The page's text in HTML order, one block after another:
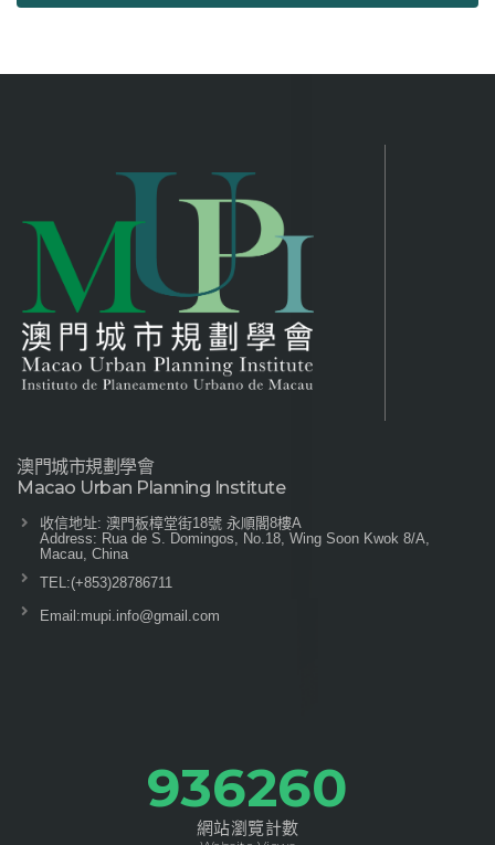
澳門城市規劃學會
Macao Urban Planning Institute
收信地址: 澳門板樟堂街18號 永順閣8樓A
Address: Rua de S. Domingos, No.18, Wing Soon Kwok 8/A,
Macau, China
TEL:(+853)28786711
Email:mupi.info@gmail.com
1044290
網站瀏覽計數